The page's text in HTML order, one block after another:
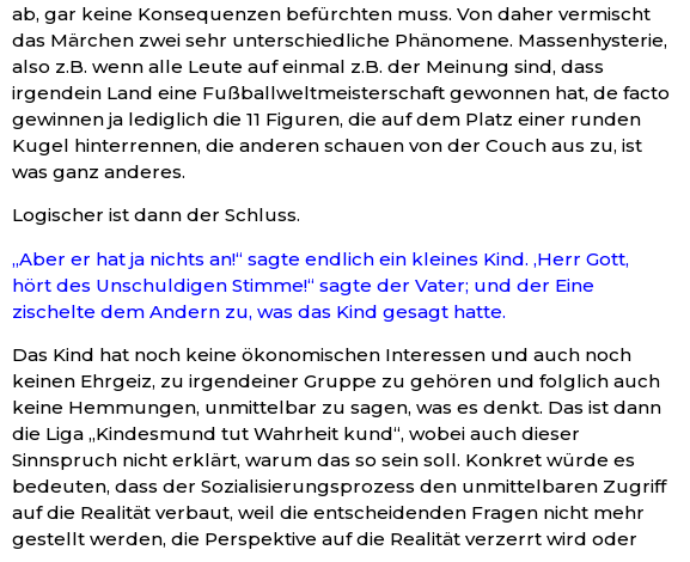
ab, gar keine Konsequenzen befürchten muss. Von daher vermischt
das Märchen zwei sehr unterschiedliche Phänomene. Massenhysterie,
also z.B. wenn alle Leute auf einmal z.B. der Meinung sind, dass
irgendein Land eine Fußballweltmeisterschaft gewonnen hat, de facto
gewinnen ja lediglich die 11 Figuren, die auf dem Platz einer runden
Kugel hinterrennen, die anderen schauen von der Couch aus zu, ist
was ganz anderes.
Logischer ist dann der Schluss.
„Aber er hat ja nichts an!“ sagte endlich ein kleines Kind. ‚Herr Gott,
hört des Unschuldigen Stimme!“ sagte der Vater; und der Eine
zischelte dem Andern zu, was das Kind gesagt hatte.
Das Kind hat noch keine ökonomischen Interessen und auch noch
keinen Ehrgeiz, zu irgendeiner Gruppe zu gehören und folglich auch
keine Hemmungen, unmittelbar zu sagen, was es denkt. Das ist dann
die Liga „Kindesmund tut Wahrheit kund“, wobei auch dieser
Sinnspruch nicht erklärt, warum das so sein soll. Konkret würde es
bedeuten, dass der Sozialisierungsprozess den unmittelbaren Zugriff
auf die Realität verbaut, weil die entscheidenden Fragen nicht mehr
gestellt werden, die Perspektive auf die Realität verzerrt wird oder